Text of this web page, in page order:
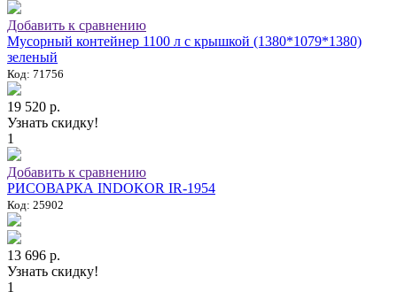
Добавить к сравнению
Мусорный контейнер 1100 л с крышкой (1380*1079*1380)
зеленый
Код: 71756
19 520 р.
Узнать скидку!
1
Добавить к сравнению
РИСОВАРКА INDOKOR IR-1954
Код: 25902
13 696 р.
Узнать скидку!
1